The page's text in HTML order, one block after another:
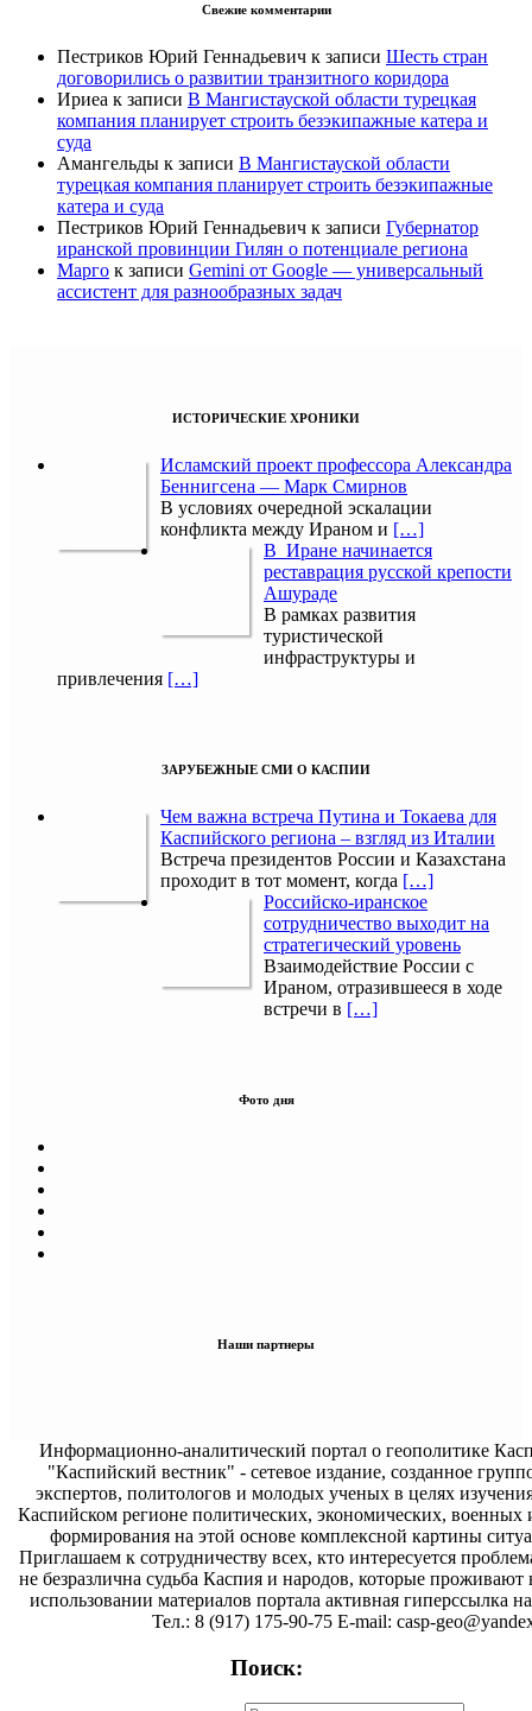
Свежие комментарии
Пестриков Юрий Геннадьевич к записи Шесть стран
договорились о развитии транзитного коридора
Ириеа к записи В Мангистауской области турецкая
компания планирует строить безэкипажные катера и
суда
Амангельды к записи В Мангистауской области
турецкая компания планирует строить безэкипажные
катера и суда
Пестриков Юрий Геннадьевич к записи Губернатор
иранской провинции Гилян о потенциале региона
Марго к записи Gemini от Google — универсальный
ассистент для разнообразных задач
ИСТОРИЧЕСКИЕ ХРОНИКИ
Исламский проект профессора Александра
Беннигсена — Марк Смирнов
В условиях очередной эскалации
конфликта между Ираном и […]
В Иране начинается
реставрация русской крепости
Ашураде
В рамках развития
туристической
инфраструктуры и
привлечения […]
ЗАРУБЕЖНЫЕ СМИ О КАСПИИ
Чем важна встреча Путина и Токаева для
Каспийского региона – взгляд из Италии
Встреча президентов России и Казахстана
проходит в тот момент, когда […]
Российско-иранское
сотрудничество выходит на
стратегический уровень
Взаимодействие России с
Ираном, отразившееся в ходе
встречи в […]
Фото дня
Наши партнеры
Информационно-аналитический портал о геополитике
"Каспийский вестник" - сетевое издание, созданное
экспертов, политологов и молодых ученых в целях
Каспийском регионе политических, экономических, военных
формирования на этой основе комплексной картины
Приглашаем к сотрудничеству всех, кто интересуется
не безразлична судьба Каспия и народов, которые проживают
использовании материалов портала активная гиперссылка на
Тел.: 8 (917) 175-90-75 E-mail: casp-
Поиск: